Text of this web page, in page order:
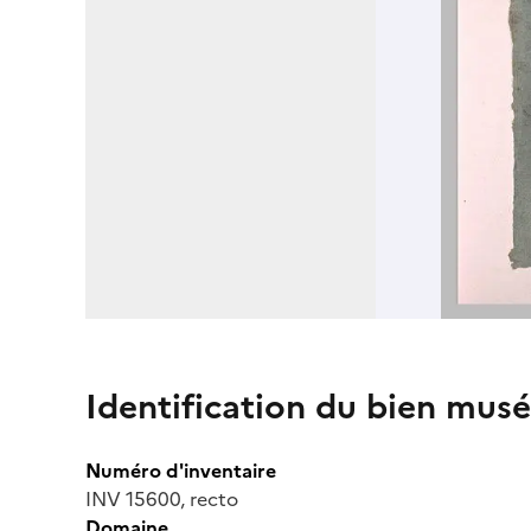
Identification du bien
Numéro d'inventaire
INV 15600, recto